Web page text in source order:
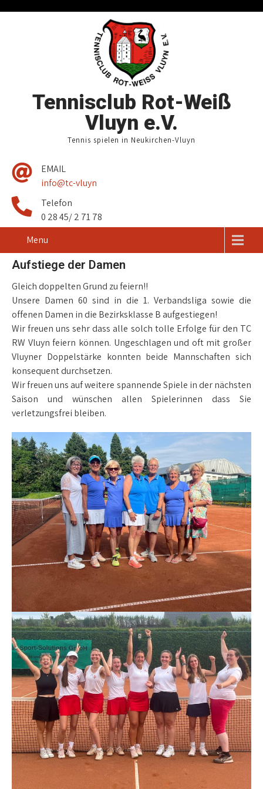
Tennisclub Rot-Weiß
Vluyn e.V.
Tennis spielen in Neukirchen-Vluyn
EMAIL
info@tc-vluyn
Telefon
0 28 45/ 2 71 78
Menu
Aufstiege der Damen
Gleich doppelten Grund zu feiern!!
Unsere Damen 60 sind in die 1. Verbandsliga sowie die
offenen Damen in die Bezirksklasse B aufgestiegen!
Wir freuen uns sehr dass alle solch tolle Erfolge für den TC
RW Vluyn feiern können. Ungeschlagen und oft mit großer
Vluyner Doppelstärke konnten beide Mannschaften sich
konsequent durchsetzen.
Wir freuen uns auf weitere spannende Spiele in der nächsten
Saison und wünschen allen Spielerinnen dass Sie
verletzungsfrei bleiben.